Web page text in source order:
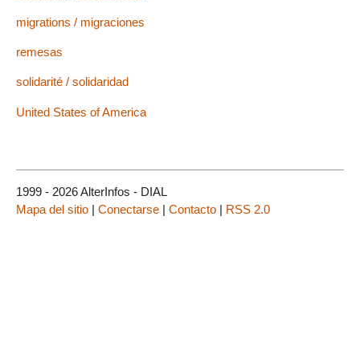
migrations / migraciones
remesas
solidarité / solidaridad
United States of America
1999 - 2026 AlterInfos - DIAL
Mapa del sitio | Conectarse | Contacto | RSS 2.0